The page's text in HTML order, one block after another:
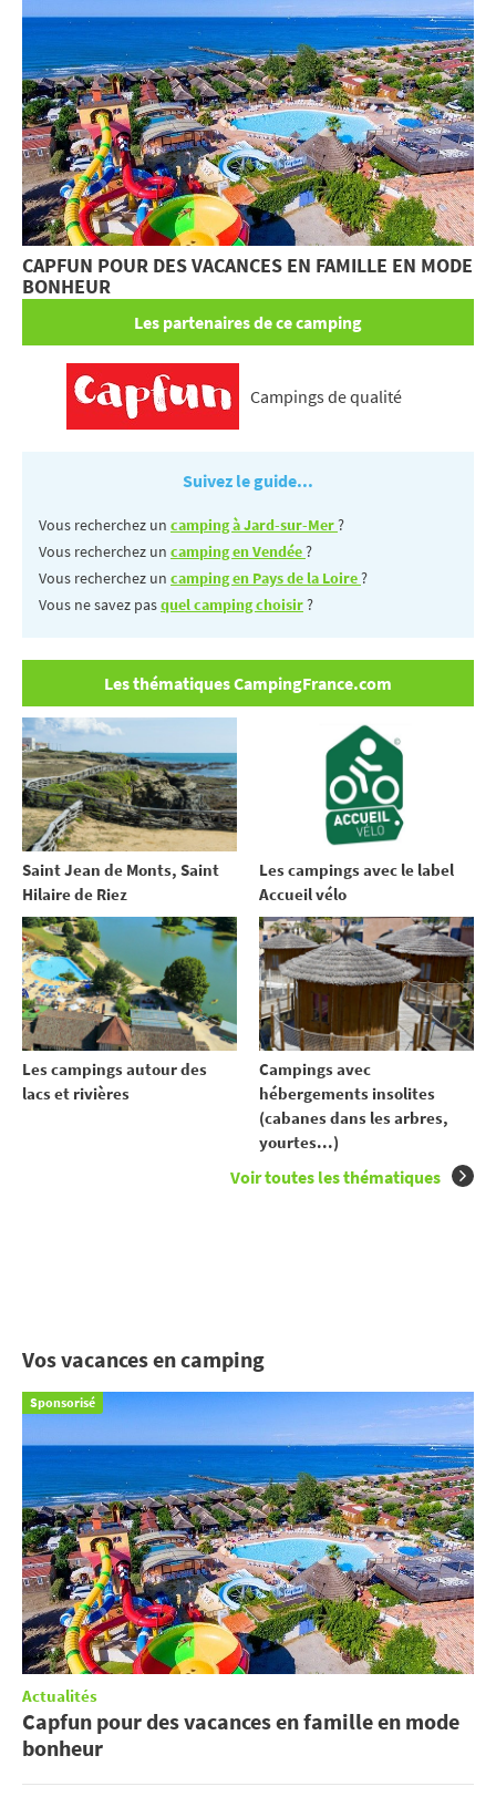
CAPFUN POUR DES VACANCES EN FAMILLE EN MODE
BONHEUR
Les partenaires de ce camping
Campings de qualité
Suivez le guide...
Vous recherchez un camping à Jard-sur-Mer?
Vous recherchez un camping en Vendée?
Vous recherchez un camping en Pays de la Loire?
Vous ne savez pasquel camping choisir?
Les thématiques CampingFrance.com
Saint Jean de Monts, Saint
Hilaire de Riez
Les campings avec le label
Accueil vélo
Les campings autour des
lacs et rivières
Campings avec
hébergements insolites
(cabanes dans les arbres,
yourtes...)
Voir toutes les thématiques
Vos vacances en camping
Sponsorisé
Actualités
Capfun pour des vacances en famille en mode
bonheur